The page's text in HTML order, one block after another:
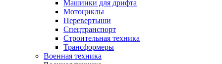
Машинки для дрифта
Мотоциклы
Перевертыши
Спецтранспорт
Строительная техника
Трансформеры
Военная техника